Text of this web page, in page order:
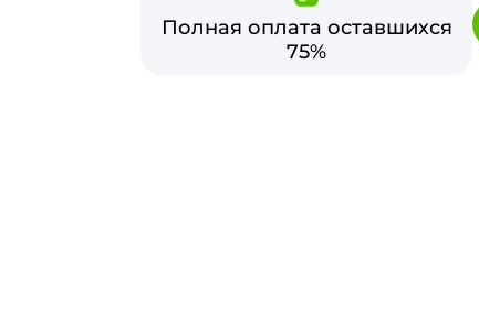
Полная оплата оставшихся
75%